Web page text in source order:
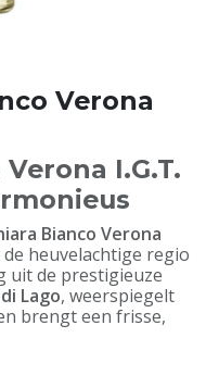
Verona
I.G.T.
Bianco Verona
heuvelachtige regio
uit de prestigieuze
Lago, weerspiegelt
brengt een frisse,